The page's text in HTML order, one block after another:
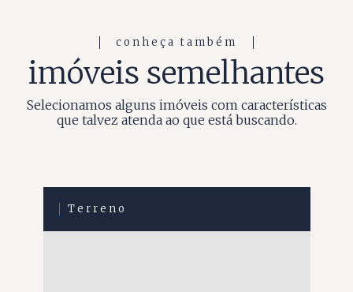
conheça também
imóveis semelhantes
Selecionamos alguns imóveis com características
que talvez atenda ao que está buscando.
Terreno